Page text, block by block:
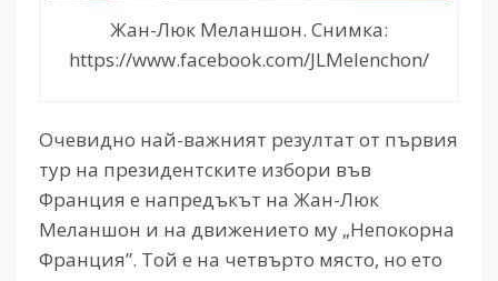
Жан-Люк Меланшон. Снимка:
https://www.facebook.com/JLMelenchon/
Очевидно най-важният резултат от първия
тур на президентските избори във
Франция е напредъкът на Жан-Люк
Меланшон и на движението му „Непокорна
Франция”. Той е на четвърто място, но ето